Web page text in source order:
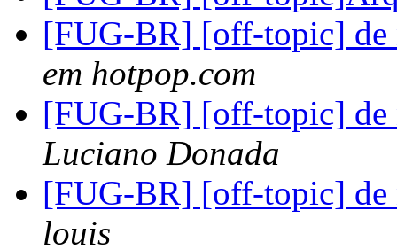
[FUG-BR] [off-topic]
em hotpop.com
[FUG-BR] [off-topic]
Luciano Donada
[FUG-BR] [off-topic]
louis